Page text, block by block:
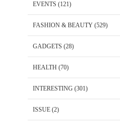
EVENTS (121)
FASHION & BEAUTY (529)
GADGETS (28)
HEALTH (70)
INTERESTING (301)
ISSUE (2)